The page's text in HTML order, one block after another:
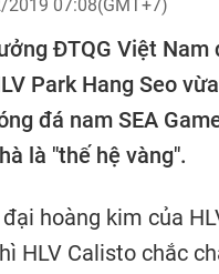
07:08(GMT+7)
ĐTQG Việt Nam
Park Hang Seo
đá nam SEA
là "thế hệ vàng".
hoàng kim của
HLV Calisto chắc